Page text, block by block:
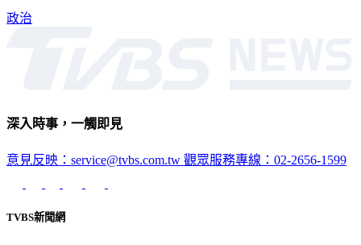
政治
深入時事，一觸即見
意見反映：service@tvbs.com.tw 觀眾服務專線：02-2656-1599
TVBS新聞網